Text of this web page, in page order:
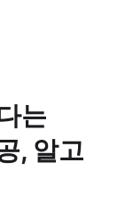
는
, 알고